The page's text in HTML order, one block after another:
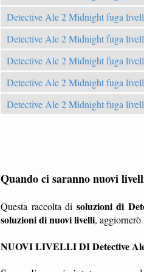
Detective Ale 2 Midnight fuga
Detective Ale 2 Midnight fuga
Detective Ale 2 Midnight fuga
Detective Ale 2 Midnight fuga
Detective Ale 2 Midnight fuga
Quando ci saranno nuovi
Questa raccolta di soluzioni di
soluzioni di nuovi livelli,
NUOVI LIVELLI DI Detective